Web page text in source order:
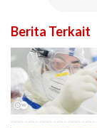
Berita Terkait